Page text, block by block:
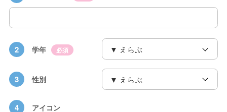
2 学年 必須
3 性別
4 アイコン